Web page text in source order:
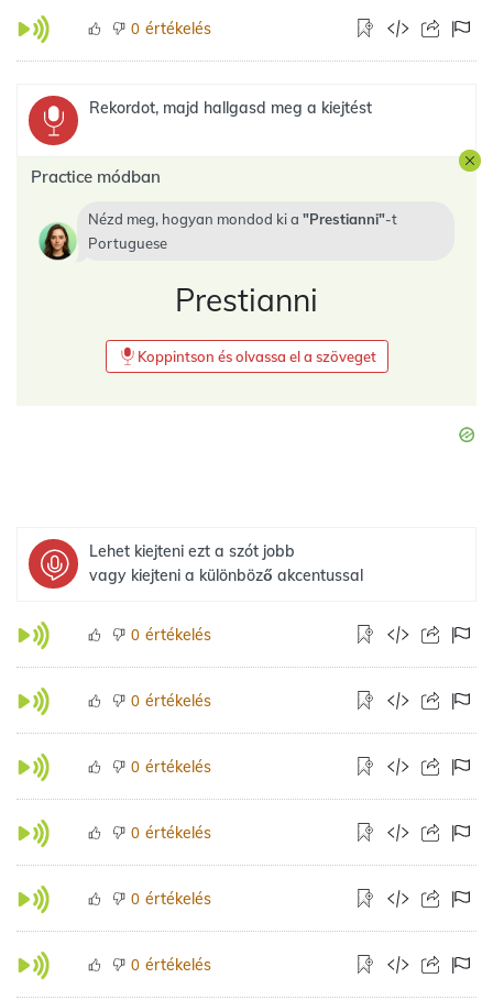
0 értékelés
Rekordot, majd hallgasd meg a kiejtést
Practice módban
Nézd meg, hogyan mondod ki a Prestianni -t
Portuguese
Prestianni
Koppintson és olvassa el a szöveget
Lehet kiejteni ezt a szót jobb
vagy kiejteni a különböző akcentussal
0 értékelés
0 értékelés
0 értékelés
0 értékelés
0 értékelés
0 értékelés